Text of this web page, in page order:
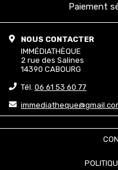
Paiement
NOUS CONTACTER
IMMÉDIATHÈQUE
2 rue des Salines
14390 CABOURG
Tél. 06 61 53 60 77